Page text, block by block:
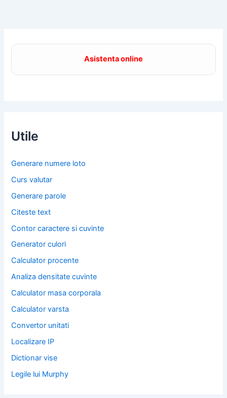
Asistenta online
Utile
Generare numere loto
Curs valutar
Generare parole
Citeste text
Contor caractere si cuvinte
Generator culori
Calculator procente
Analiza densitate cuvinte
Calculator masa corporala
Calculator varsta
Convertor unitati
Localizare IP
Dictionar vise
Legile lui Murphy